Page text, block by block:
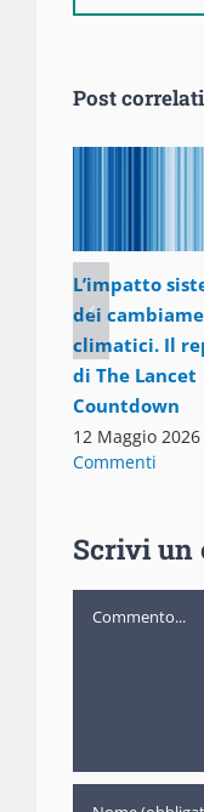
Post correlati
L’impatto
dei
climatici. Il
di The Lancet
Countdown
12 Maggio 2026
Commenti
Scrivi un